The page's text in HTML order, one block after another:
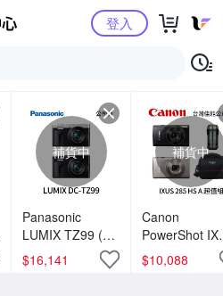
Yahoo購物中心登入
補貨中
Panasonic
LUMIX TZ99 (公
司貨)
$16,141
補貨中
Canon
PowerShot
285 HS A 超
(公司貨)
$10,088